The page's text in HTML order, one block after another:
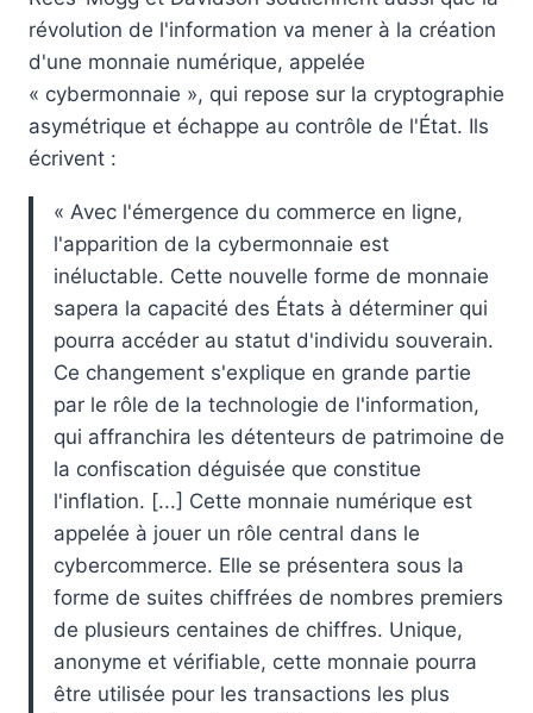
révolution de l'information va mener à la création
d'une monnaie numérique, appelée
« cybermonnaie », qui repose sur la cryptographie
asymétrique et échappe au contrôle de l'État. Ils
écrivent :
« Avec l'émergence du commerce en ligne,
l'apparition de la cybermonnaie est
inéluctable. Cette nouvelle forme de monnaie
sapera la capacité des États à déterminer qui
pourra accéder au statut d'individu souverain.
Ce changement s'explique en grande partie
par le rôle de la technologie de l'information,
qui affranchira les détenteurs de patrimoine de
la confiscation déguisée que constitue
l'inflation. [...] Cette monnaie numérique est
appelée à jouer un rôle central dans le
cybercommerce. Elle se présentera sous la
forme de suites chiffrées de nombres premiers
de plusieurs centaines de chiffres. Unique,
anonyme et vérifiable, cette monnaie pourra
être utilisée pour les transactions les plus